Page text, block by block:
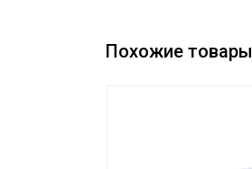
Похожие товары